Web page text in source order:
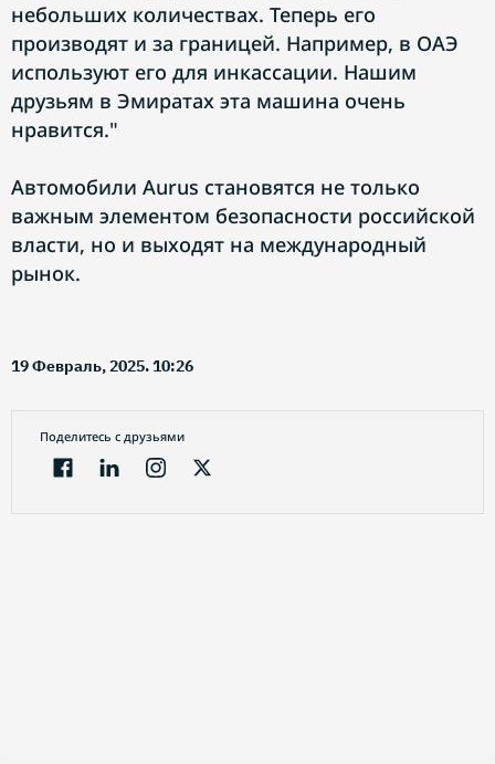
небольших количествах. Теперь его
производят и за границей. Например, в ОАЭ
используют его для инкассации. Нашим
друзьям в Эмиратах эта машина очень
нравится."
Aвтомобили Aurus становятся не только
важным элементом безопасности российской
власти, но и выходят на международный
рынок.
19 Февраль, 2025. 10:26
Поделитесь с друзьями